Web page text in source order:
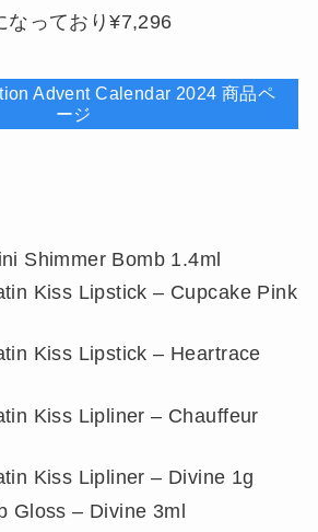
なっており¥7,296
Advent Calendar 2024 商品ペ
ージ
Shimmer Bomb 1.4ml
Kiss Lipstick – Cupcake Pink
Kiss Lipstick – Heartrace
Kiss Lipliner – Chauffeur
Kiss Lipliner – Divine 1g
Gloss – Divine 3ml